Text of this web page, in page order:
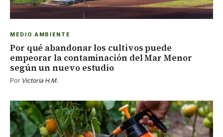
MEDIO AMBIENTE
Por qué abandonar los cultivos puede
empeorar la contaminación del Mar Menor
según un nuevo estudio
Por Victoria H.M.